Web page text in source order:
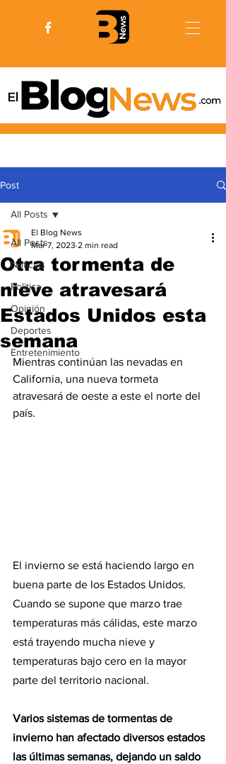
Post
All Posts
Noticias
Politica
Opinión
Deportes
Entretenimiento
All Posts
Otra tormenta de
nieve atravesará
Estados Unidos esta
semana
El Blog News
Mar 7, 2023 2 min read
Mientras continúan las nevadas en
California, una nueva tormeta
atravesará de oeste a este el norte del
país.
El invierno se está haciendo largo en
buena parte de los Estados Unidos.
Cuando se supone que marzo trae
temperaturas más cálidas, este marzo
está trayendo mucha nieve y
temperaturas bajo cero en la mayor
parte del territorio nacional.
Varios sistemas de tormentas de
invierno han afectado diversos estados
las últimas semanas, dejando un saldo